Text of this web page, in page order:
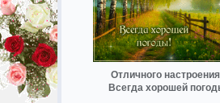
Отличного
Всегда хорошей